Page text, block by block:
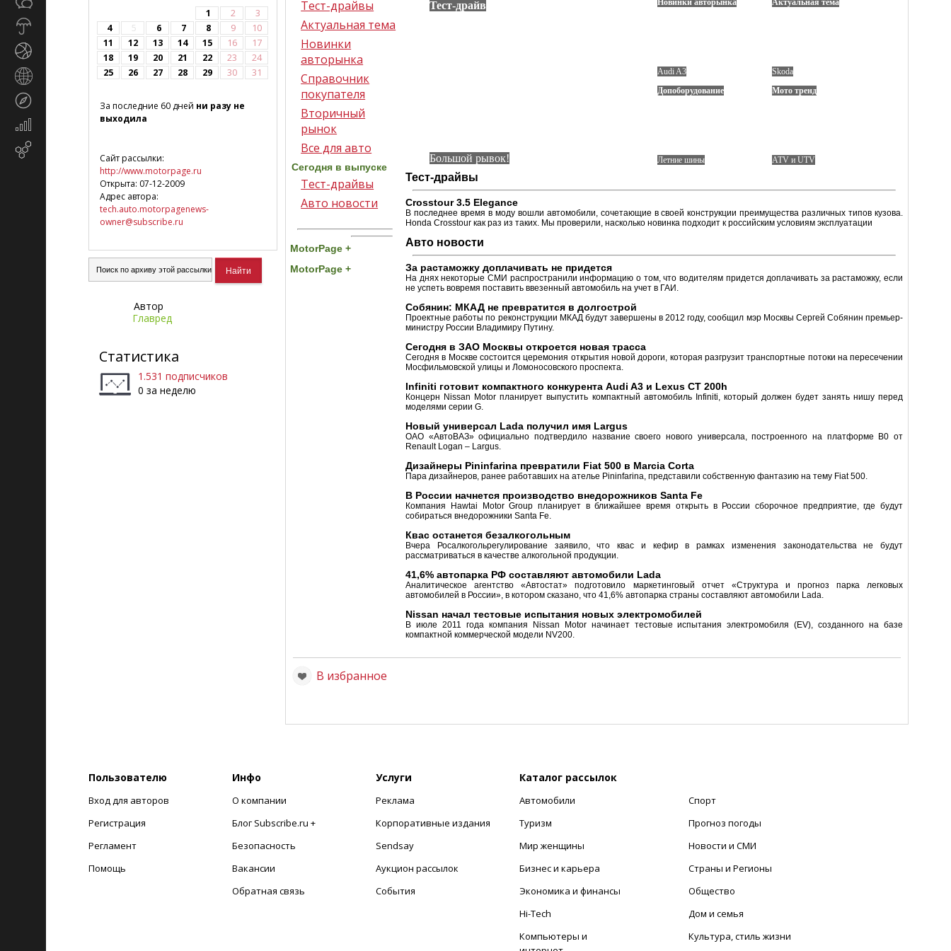
Экономика
маркетинг
1 2
3
4
5 6 7 8 9
10
11
12 13 14 15 16
17
18
19 20 21 22 23
24
25
26 27 28 29 30 31
За последние 60 дней ни разу не
выходила
Сайт рассылки:
http://www.motorpage.ru
Открыта: 07-12-2009
Адрес автора:
tech.auto.motorpagenews-
owner@subscribe.ru
Автор
Главред
Статистика
1.531 подписчиков
0 за неделю
Тест-драйвы
Актуальная тема
Новинки
авторынка
Справочник
покупателя
Вторичный
рынок
Все для авто
Сегодня в выпуске
Тест-драйвы
Авто новости
MotorPage +
MotorPage +
Тест-драйв
Большой рывок!
Новинки авторынка
Audi A3
Актуальная тема
Skoda
Допоборудование
Летние шины
Мото тренд
ATV и UTV
Тест-драйвы
Crosstour 3.5 Elegance
В последнее время в моду вошли автомобили, сочетающие в своей конструкции преимущества различных типов кузова.
Honda Crosstour как раз из таких. Мы проверили, насколько новинка подходит к российским условиям эксплуатации
Авто новости
За растаможку доплачивать не придется
На днях некоторые СМИ распространили информацию о том, что водителям придется доплачивать за растаможку, если
не успеть вовремя поставить ввезенный автомобиль на учет в ГАИ.
Собянин: МКАД не превратится в долгострой
Проектные работы по реконструкции МКАД будут завершены в 2012 году, сообщил мэр Москвы Сергей Собянин премьер-
министру России Владимиру Путину.
Сегодня в ЗАО Москвы откроется новая трасса
Сегодня в Москве состоится церемония открытия новой дороги, которая разгрузит транспортные потоки на пересечении
Мосфильмовской улицы и Ломоносовского проспекта.
Infiniti готовит компактного конкурента Audi A3 и Lexus CT 200h
Концерн Nissan Motor планирует выпустить компактный автомобиль Infiniti, который должен будет занять нишу перед
моделями серии G.
Новый универсал Lada получил имя Largus
ОАО «АвтоВАЗ» официально подтвердило название своего нового универсала, построенного на платформе B0 от
Renault Logan – Largus.
Дизайнеры Pininfarina превратили Fiat 500 в Marcia Corta
Пара дизайнеров, ранее работавших на ателье Pininfarina, представили собственную фантазию на тему Fiat 500.
В России начнется производство внедорожников Santa Fe
Компания Hawtai Motor Group планирует в ближайшее время открыть в России сборочное предприятие, где будут
собираться внедорожники Santa Fe.
Квас останется безалкогольным
Вчера Росалкогольрегулирование заявило, что квас и кефир в рамках изменения законодательства не будут
рассматриваться в качестве алкогольной продукции.
41,6% автопарка РФ составляют автомобили Lada
Аналитическое агентство «Автостат» подготовило маркетинговый отчет «Структура и прогноз парка легковых
автомобилей в России», в котором сказано, что 41,6% автопарка страны составляют автомобили Lada.
Nissan начал тестовые испытания новых электромобилей
В июле 2011 года компания Nissan Motor начинает тестовые испытания электромобиля (EV), созданного на базе
компактной коммерческой модели NV200.
В избранное
Пользователю
Вход для авторов
Регистрация
Регламент
Помощь
Инфо
О компании
Блог Subscribe.ru +
Безопасность
Вакансии
Обратная связь
Услуги
Реклама
Корпоративные издания
Sendsay
Аукцион рассылок
События
Каталог рассылок
Автомобили
Туризм
Мир женщины
Бизнес и карьера
Экономика и финансы
Hi-Tech
Компьютеры и
Спорт
Прогноз погоды
Новости и СМИ
Страны и Регионы
Общество
Дом и семья
Культура, стиль жизни